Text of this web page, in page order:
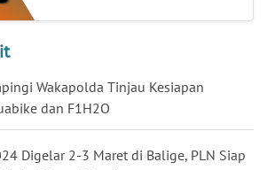
Wakapolda Tinjau Kesiapan
dan F1H2O
Digelar 2-3 Maret di Balige, PLN Siap